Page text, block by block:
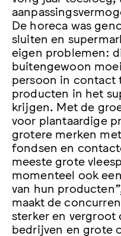
De horeca was
sluiten en
eigen problemen:
buitengewoon
persoon in contact
producten in het
krijgen. Met de
voor plantaardige
grotere merken
fondsen en
meeste grote
momenteel ook
van hun
maakt de
sterker en vergroot
bedrijven en grote